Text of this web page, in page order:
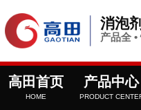
消泡
产品全 •
高田首页
HOME
产品中心
PRODUCT